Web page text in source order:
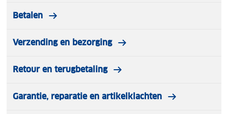
warmte iets afnemen, omdat de spanning over de
Lees voor gebruik de gebruiksaanwijzing.
Betalen
Verzending en bezorging
Retour en terugbetaling
Garantie, reparatie en artikelklachten